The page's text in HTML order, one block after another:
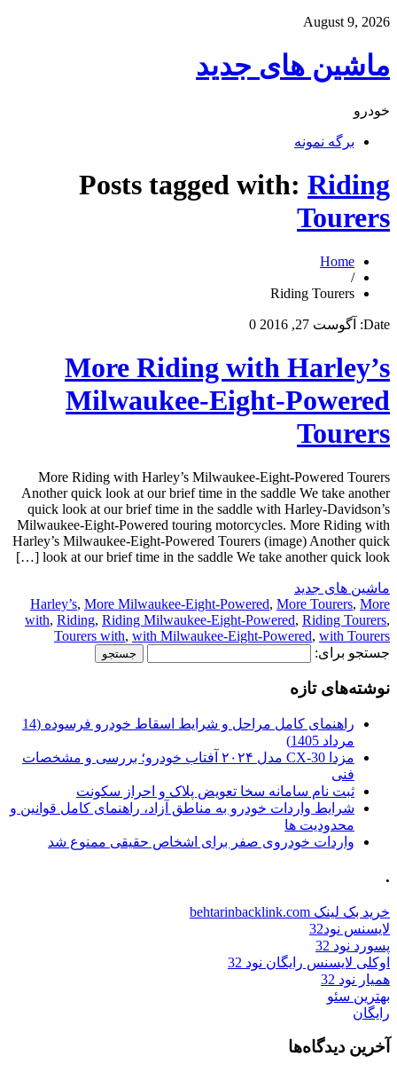
August 9, 2026
ماشین های جدید
خودرو
برگه نمونه
Posts tagged with: Riding
Tourers
Home
/
Riding Tourers
Date: آگوست 27, 2016 0
More Riding with Harley’s
Milwaukee-Eight-Powered
Tourers
More Riding with Harley’s Milwaukee-Eight-Powered Tourers
Another quick look at our brief time in the saddle We take another
quick look at our brief time in the saddle with Harley-Davidson’s
Milwaukee-Eight-Powered touring motorcycles. More Riding with
Harley’s Milwaukee-Eight-Powered Tourers (image) Another quick
look at our brief time in the saddle We take another quick look […]
ماشین های جدید
Harley’s, More Milwaukee-Eight-Powered, More Tourers, More
with, Riding, Riding Milwaukee-Eight-Powered, Riding Tourers,
Tourers with, with Milwaukee-Eight-Powered, with Tourers
جستجو برای:
نوشته‌های تازه
راهنمای کامل مراحل و شرایط اسقاط خودرو فرسوده (14
مرداد 1405)
مزدا CX-30 مدل ۲۰۲۴ آفتاب خودرو؛ بررسی و مشخصات
فنی
ثبت نام سامانه سخا تعویض پلاک و احراز سکونت
شرایط واردات خودرو به مناطق آزاد، راهنمای کامل قوانین و
محدودیت ها
واردات خودروی صفر برای اشخاص حقیقی ممنوع شد
.
خرید بک لینک behtarinbacklink.com
لایسنس نود32
پسورد نود 32
اوکلی لایسنس رایگان نود 32
همیار نود 32
بهترین سئو
رایگان
آخرین دیدگاه‌ها